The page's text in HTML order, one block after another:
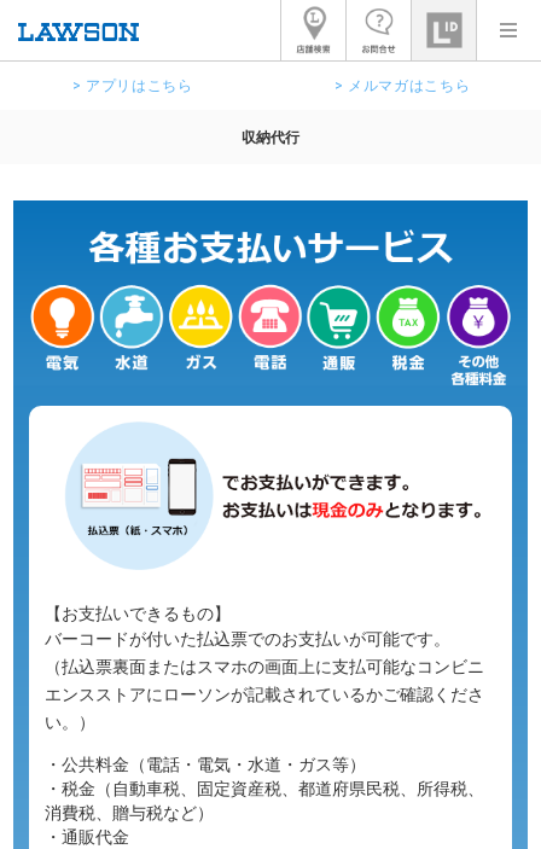
> アプリはこちら > メルマガはこちら
収納代行
【お支払いできるもの】
バーコードが付いた払込票でのお支払いが可能です。
（払込票裏面またはスマホの画面上に支払可能なコンビニ
エンスストアにローソンが記載されているかご確認くださ
い。）
・公共料金（電話・電気・水道・ガス等）
・税金（自動車税、固定資産税、都道府県民税、所得税、
消費税、贈与税など）
・通販代金